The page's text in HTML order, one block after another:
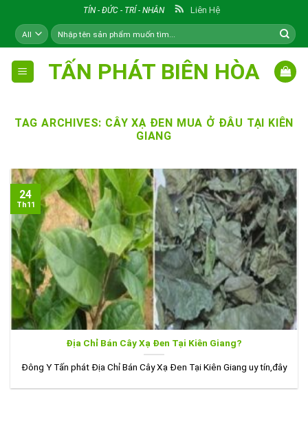
content
TÍN - ĐỨC - TRÍ - NHÂN Liên Hệ
Tìm
kiếm:
TẤN PHÁT BIÊN HÒA
TAG ARCHIVES: CÂY XẠ ĐEN MUA Ở ĐÂU TẠI KIÊN
GIANG
Địa Chỉ Bán Cây Xạ Đen Tại Kiên Giang?
Đông Y Tấn phát Địa Chỉ Bán Cây Xạ Đen Tại Kiên Giang uy tín,đây
24
Th11